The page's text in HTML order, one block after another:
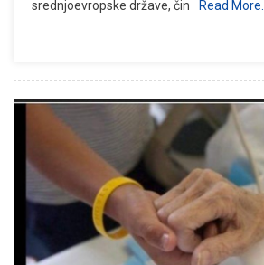
srednjoevropske države, čin
Read More…